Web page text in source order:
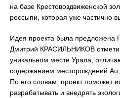
на базе Крестовоздвиженской
россыпи, которая уже частично
Идея проекта была предложена
Дмитрий КРАСИЛЬНИКОВ
уникальном месте Урала,
содержанием месторождений
По его словам, проект поможет
разрабатывать и внедрять